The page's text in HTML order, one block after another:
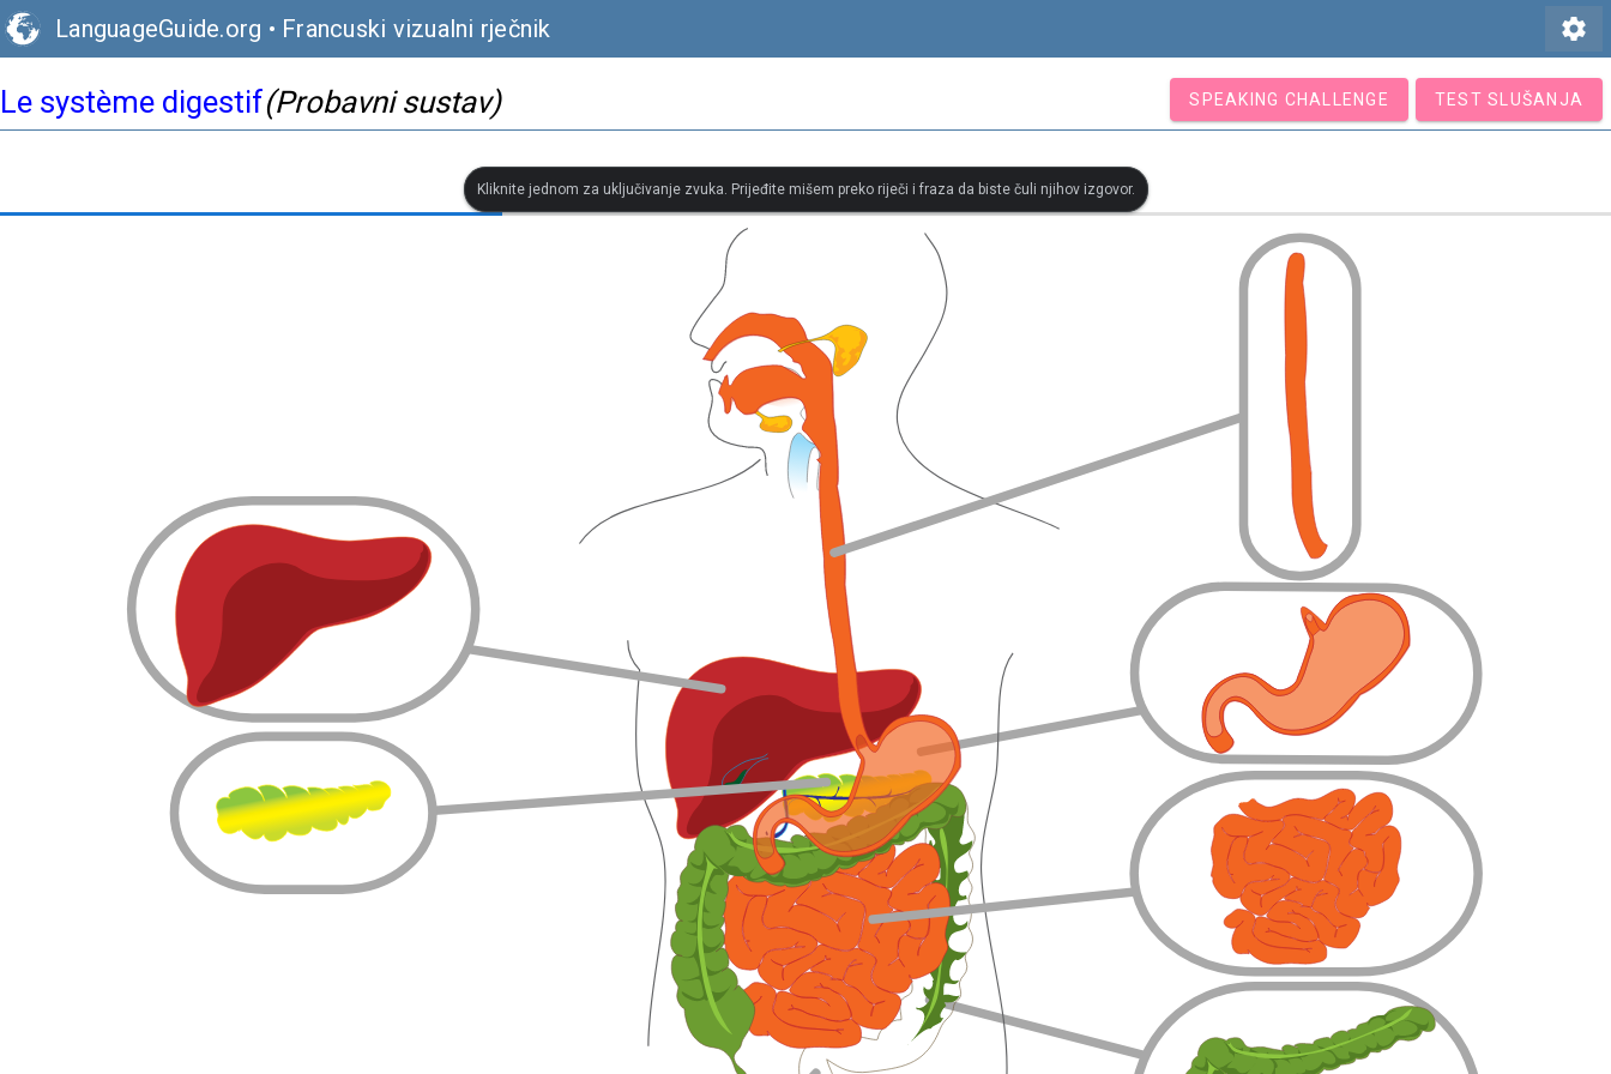
LanguageGuide.org • Francuski vizualni rječnik settings
Le système digestif(Probavni sustav) SPEAKING CHALLENGE TEST SLUŠANJA
Kliknite jednom za uključivanje zvuka. Prijeđite mišem preko riječi i fraza da biste čuli njihov izgovor.